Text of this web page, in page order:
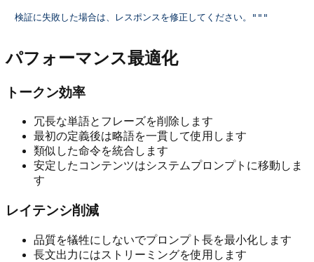
検証に失敗した場合は、レスポンスを修正してください。"""
パフォーマンス最適化
トークン効率
冗長な単語とフレーズを削除します
最初の定義後は略語を一貫して使用します
類似した命令を統合します
安定したコンテンツはシステムプロンプトに移動しま
す
レイテンシ削減
品質を犠牲にしないでプロンプト長を最小化します
長文出力にはストリーミングを使用します